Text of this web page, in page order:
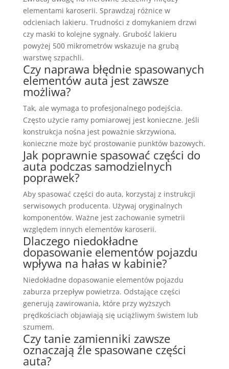
elementami karoserii. Sprawdzaj różnice w
odcieniach lakieru. Trudności z domykaniem drzwi
czy maski to kolejne sygnały. Grubość lakieru
powyżej 500 mikrometrów wskazuje na grubą
warstwę szpachli.
Czy naprawa błędnie spasowanych
elementów auta jest zawsze
możliwa?
Tak, ale wymaga to profesjonalnego podejścia.
Często użycie ramy pomiarowej jest konieczne. Jeśli
konstrukcja nośna jest poważnie skrzywiona,
konieczne może być prostowanie punktów bazowych.
Jak poprawnie spasować części do
auta podczas samodzielnych
poprawek?
Aby spasować części do auta, korzystaj z instrukcji
serwisowych producenta. Używaj oryginalnych
komponentów. Ważne jest zachowanie symetrii
względem innych elementów karoserii.
Dlaczego niedokładne
dopasowanie elementów pojazdu
wpływa na hałas w kabinie?
Niedokładne dopasowanie elementów pojazdu
zaburza przepływ powietrza. Odstające części
generują zawirowania, które przy wyższych
prędkościach objawiają się uciążliwym świstem lub
szumem.
Czy tanie zamienniki zawsze
oznaczają źle spasowane części
auta?